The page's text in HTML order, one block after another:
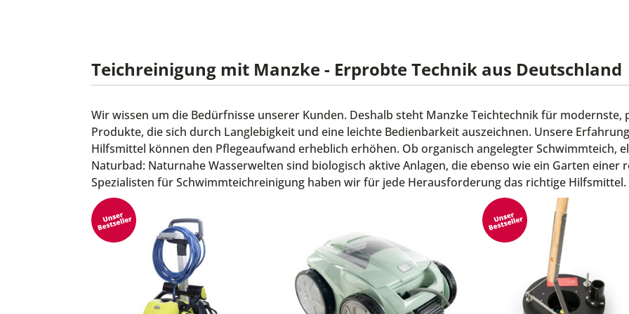
Teichreinigung mit Manzke - Erprobte Technik aus Deutschland
Wir wissen um die Bedürfnisse unserer Kunden. Deshalb steht Manzke Teichtechnik für
Produkte, die sich durch Langlebigkeit und eine leichte Bedienbarkeit auszeichnen. Unsere
Hilfsmittel können den Pflegeaufwand erheblich erhöhen. Ob organisch angelegter Schwimmteich,
Naturbad: Naturnahe Wasserwelten sind biologisch aktive Anlagen, die ebenso wie ein Garten einer
Spezialisten für Schwimmteichreinigung haben wir für jede Herausforderung das richtige Hilfsmittel.